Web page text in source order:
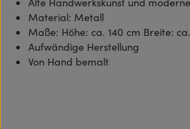
Material: Metall
Maße: Höhe: ca. 140 cm Breite:
Aufwändige Herstellung
Von Hand bemalt